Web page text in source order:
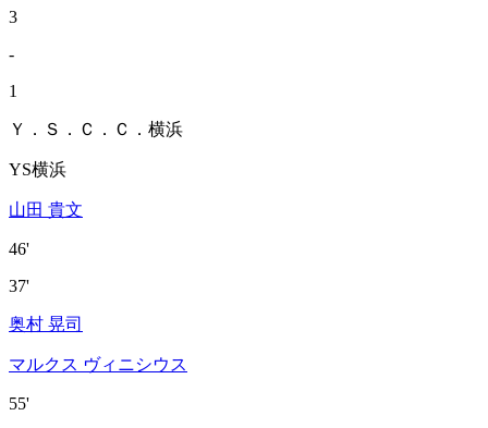
3
-
1
Ｙ．Ｓ．Ｃ．Ｃ．横浜
YS横浜
山田 貴文
46'
37'
奥村 晃司
マルクス ヴィニシウス
55'